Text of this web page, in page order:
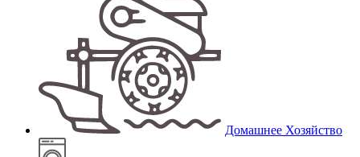
Домашнее Хозяйство